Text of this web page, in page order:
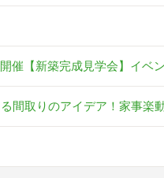
催【新築完成見学会】イベ
間取りのアイデア！家事楽